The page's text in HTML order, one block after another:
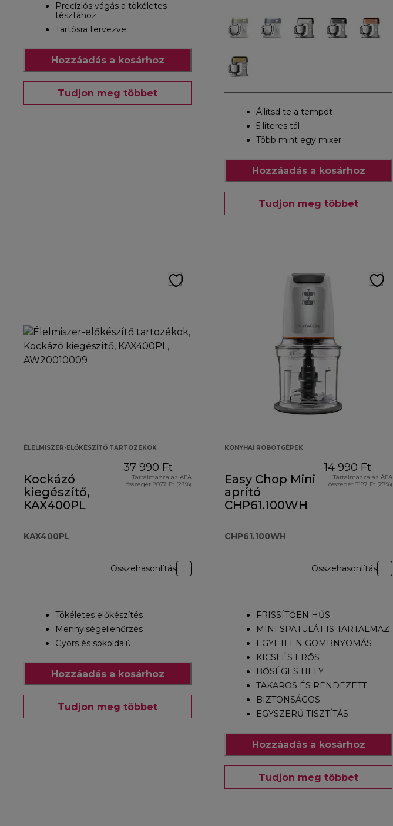
Precíziós vágás a tökéletes
tésztához
Tartósra tervezve
Hozzáadás a kosárhoz
Tudjon meg többet
Állítsd te a tempót
5 literes tál
Több mint egy mixer
Hozzáadás a kosárhoz
Tudjon meg többet
ÉLELMISZER-ELŐKÉSZÍTŐ TARTOZÉKOK
Kockázó
kiegészítő,
KAX400PL
KAX400PL
37 990 Ft
Tartalmazza az ÁFA
összegét 8077 Ft (27%)
Összehasonlítás
Tökéletes előkészítés
Mennyiségellenőrzés
Gyors és sokoldalú
Hozzáadás a kosárhoz
Tudjon meg többet
KONYHAI ROBOTGÉPEK
Easy Chop Mini
aprító
CHP61.100WH
CHP61.100WH
14 990 Ft
Tartalmazza az ÁFA
összegét 3187 Ft (27%)
Összehasonlítás
FRISSÍTŐEN HŰS
MINI SPATULÁT IS TARTALMAZ
EGYETLEN GOMBNYOMÁS
KICSI ÉS ERŐS
BŐSÉGES HELY
TAKAROS ÉS RENDEZETT
BIZTONSÁGOS
EGYSZERŰ TISZTÍTÁS
Hozzáadás a kosárhoz
Tudjon meg többet